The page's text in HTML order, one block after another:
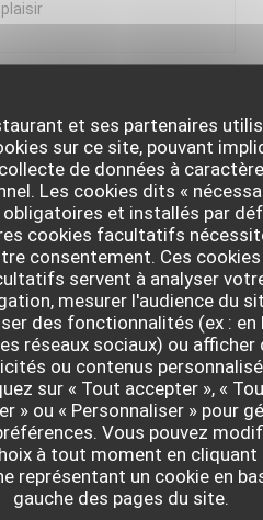
et ses partenaires
sur ce site, pouvant
de données à caractère
Les cookies dits «
obligatoires et installés par
cookies facultatifs
consentement. Ces cookies
servent à analyser
mesurer l'audience du
des fonctionnalités (ex : en
réseaux sociaux) ou afficher
ou contenus
sur « Tout accepter », «
» ou « Personnaliser » pour
Vous pouvez
à tout moment en cliquant
représentant un cookie en
gauche des pages du site.
2
: 5/5 CUISINE:
was enorm
2
: 5 /5 CUISINE: